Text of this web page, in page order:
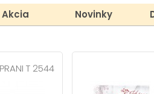
Akcia Novinky
PRANI T 2544